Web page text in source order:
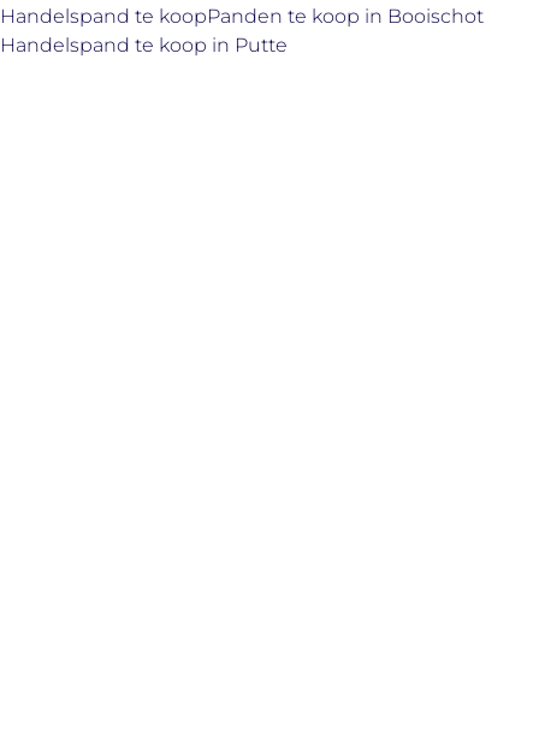
Handelspand te koopPanden te koop in Booischot
Handelspand te koop in Putte